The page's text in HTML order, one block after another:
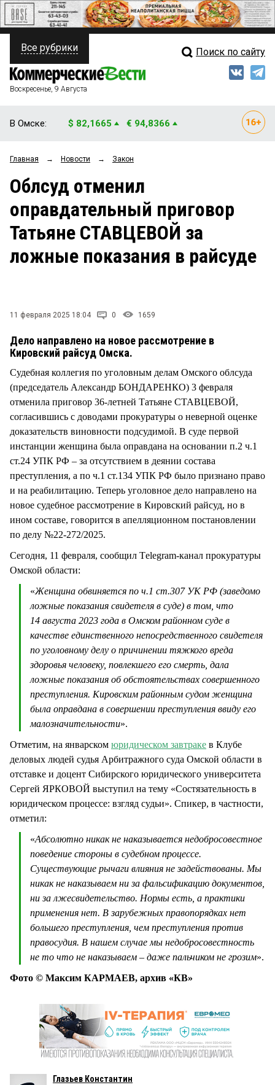
ПОЛИТИКА
ФИНАНСЫ
ОБЩЕСТВО
ЗАКОН
НОВОСТИ КОМПАНИЙ
Свежий выпуск
Блоги
Архив
Все рубрики Поиск по сайту
Воскресенье, 9 Августа
В Омске: $ 82,1665 € 94,8366
Главная → Новости → Закон
Облсуд отменил
оправдательный приговор
Татьяне СТАВЦЕВОЙ за
ложные показания в райсуде
11 февраля 2025 18:04 0 1659
Дело направлено на новое рассмотрение в
Кировский райсуд Омска.
Судебная коллегия по уголовным делам Омского облсуда
(председатель Александр БОНДАРЕНКО) 3 февраля
отменила приговор 36-летней Татьяне СТАВЦЕВОЙ,
согласившись с доводами прокуратуры о неверной оценке
доказательств виновности подсудимой. В суде первой
инстанции женщина была оправдана на основании п.2 ч.1
ст.24 УПК РФ – за отсутствием в деянии состава
преступления, а по ч.1 ст.134 УПК РФ было признано право
и на реабилитацию. Теперь уголовное дело направлено на
новое судебное рассмотрение в Кировский райсуд, но в
ином составе, говорится в апелляционном постановлении
по делу №22-272/2025.
Сегодня, 11 февраля, сообщил Тelegram-канал прокуратуры
Омской области:
«Женщина обвиняется по ч.1 ст.307 УК РФ (заведомо
ложные показания свидетеля в суде) в том, что
14 августа 2023 года в Омском районном суде в
качестве единственного непосредственного свидетеля
по уголовному делу о причинении тяжкого вреда
здоровья человеку, повлекшего его смерть, дала
ложные показания об обстоятельствах совершенного
преступления. Кировским районным судом женщина
была оправдана в совершении преступления ввиду его
малозначительности».
Отметим, на январском юридическом завтраке в Клубе
деловых людей судья Арбитражного суда Омской области в
отставке и доцент Сибирского юридического университета
Сергей ЯРКОВОЙ выступил на тему «Состязательность в
юридическом процессе: взгляд судьи». Спикер, в частности,
отметил:
«Абсолютно никак не наказывается недобросовестное
поведение стороны в судебном процессе.
Существующие рычаги влияния не задействованы. Мы
никак не наказываем ни за фальсификацию документов,
ни за лжесвидетельство. Нормы есть, а практики
применения нет. В зарубежных правопорядках нет
большего преступления, чем преступления против
правосудия. В нашем случае мы недобросовестность
не то что не наказываем – даже пальчиком не грозим».
Фото © Максим КАРМАЕВ, архив «КВ»
Глазьев Константин